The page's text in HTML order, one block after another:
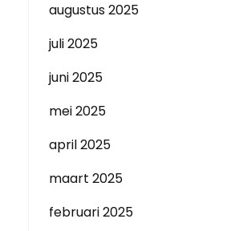
augustus 2025
juli 2025
juni 2025
mei 2025
april 2025
maart 2025
februari 2025